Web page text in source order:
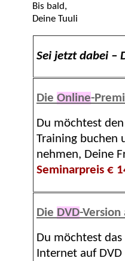
Bis bald,
Deine Tuuli
Sei jetzt dabei –
Die Online-
Du möchtest
Training buchen
nehmen, Deine
Seminarpreis €
Die DVD-Version
Du möchtest
Internet auf